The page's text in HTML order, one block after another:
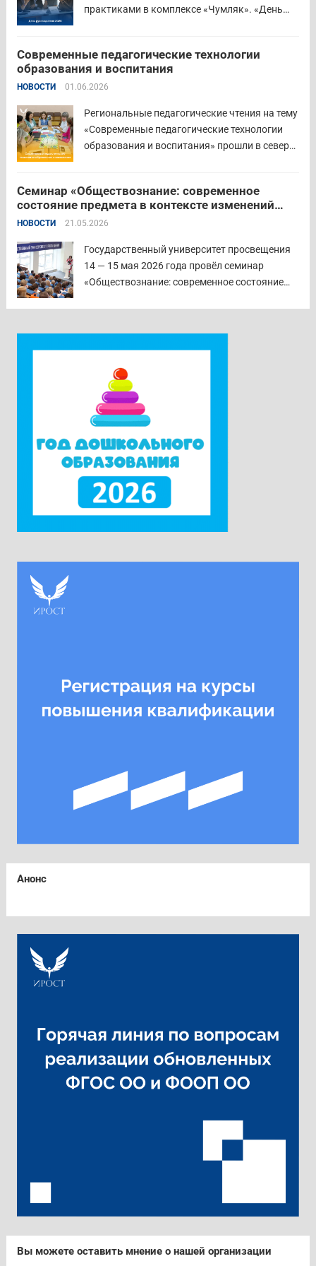
практиками в комплексе «Чумляк». «День
управления образованием для обсуждения
ключевых задач и развития системы
образования региона. Заместитель
Современные педагогические технологии
образования и воспитания
НОВОСТИ 01.06.2026
Региональные педагогические чтения на тему
«Современные педагогические технологии
образования и воспитания» прошли в северо-
Основная цель Педагогических чтений —
освещение тенденций учебно-
воспитательного процесса с учетом новых
образовательных стандартов через обмен...
Читать дальше
Семинар «Обществознание: современное
состояние предмета в контексте изменений
законодательства и введения единых
Государственном университете просвещения
НОВОСТИ 21.05.2026
Государственный университет просвещения
14 — 15 мая 2026 года провёл семинар
«Обществознание: современное состояние
Наталия Александровна Наумова отметила,
что...Читать дальше
Анонс
Вы можете оставить мнение о нашей организации